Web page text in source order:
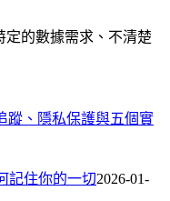
定的數據需求、不清楚
蹤、隱私保護與五個實
記住你的一切2026-01-